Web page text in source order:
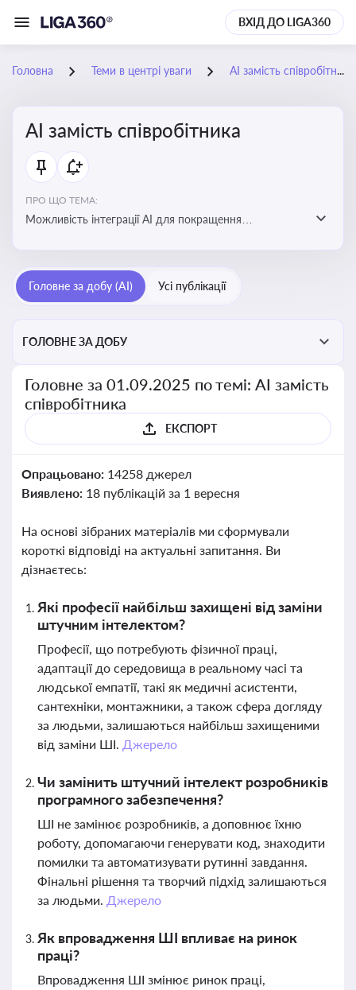
ВХІД ДО LIGA360
Головна Теми в центрі уваги АІ замість співробітника
АІ замість співробітника
ПРО ЩО ТЕМА:
Можливість інтеграції АІ для покращення
Головне за добу (AI) Усі публікації
ГОЛОВНЕ ЗА ДОБУ
Головне за 01.09.2025 по темі: АІ замість
співробітника
ЕКСПОРТ
Опрацьовано: 14258 джерел
Виявлено: 18 публікацій за 1 вересня
На основі зібраних матеріалів ми сформували
короткі відповіді на актуальні запитання. Ви
дізнаєтесь:
Які професії найбільш захищені від заміни
штучним інтелектом?
Професії, що потребують фізичної праці,
адаптації до середовища в реальному часі та
людської емпатії, такі як медичні асистенти,
сантехніки, монтажники, а також сфера догляду
за людьми, залишаються найбільш захищеними
від заміни ШІ. Джерело
Чи замінить штучний інтелект розробників
програмного забезпечення?
ШІ не замінює розробників, а доповнює їхню
роботу, допомагаючи генерувати код, знаходити
помилки та автоматизувати рутинні завдання.
Фінальні рішення та творчий підхід залишаються
за людьми. Джерело
Як впровадження ШІ впливає на ринок
праці?
Впровадження ШІ змінює ринок праці,